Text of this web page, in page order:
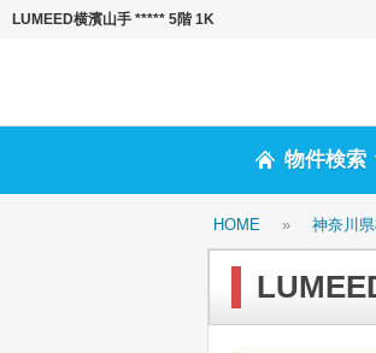
LUMEED横濱山手 ***** 5階 1K
物件検索
HOME » 神奈川